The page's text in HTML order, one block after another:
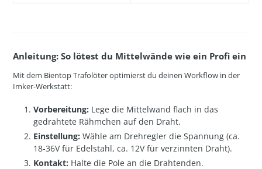
Anleitung: So lötest du Mittelwände wie ein Profi ein
Mit dem Bientop Trafolöter optimierst du deinen Workflow in der
Imker-Werkstatt:
Vorbereitung: Lege die Mittelwand flach in das
gedrahtete Rähmchen auf den Draht.
Einstellung: Wähle am Drehregler die Spannung (ca.
18-36V für Edelstahl, ca. 12V für verzinnten Draht).
Kontakt: Halte die Pole an die Drahtenden.